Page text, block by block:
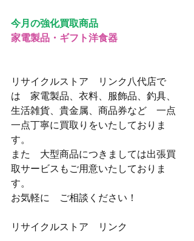
今月の強化買取商品
家電製品・ギフト洋食器
リサイクルストア　リンク八代店で
は　家電製品、衣料、服飾品、釣具、
生活雑貨、貴金属、商品券など　一点
一点丁寧に買取りをいたしておりま
す。
また　大型商品につきましては出張買
取サービスもご用意いたしておりま
す。
お気軽に　ご相談ください！
リサイクルストア　リンク